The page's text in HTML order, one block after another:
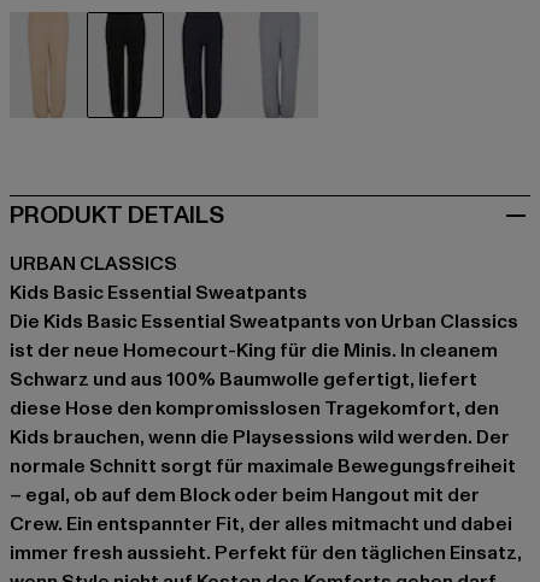
PRODUKT DETAILS
URBAN CLASSICS
Kids Basic Essential Sweatpants
Die Kids Basic Essential Sweatpants von Urban Classics
ist der neue Homecourt-King für die Minis. In cleanem
Schwarz und aus 100% Baumwolle gefertigt, liefert
diese Hose den kompromisslosen Tragekomfort, den
Kids brauchen, wenn die Playsessions wild werden. Der
normale Schnitt sorgt für maximale Bewegungsfreiheit
– egal, ob auf dem Block oder beim Hangout mit der
Crew. Ein entspannter Fit, der alles mitmacht und dabei
immer fresh aussieht. Perfekt für den täglichen Einsatz,